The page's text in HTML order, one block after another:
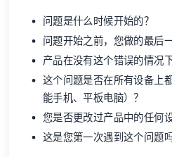
问题是什么时候开始的？
问题开始之前，您做的最后
产品在没有这个错误的情况
这个问题是否在所有设备上
能手机、平板电脑）？
您是否更改过产品中的任何设
这是您第一次遇到这个问题吗